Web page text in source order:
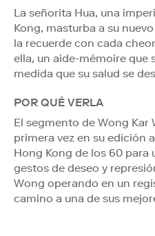
La señorita Hua, una
Kong, masturba a su
la recuerde con cada
ella, un aide-mémoire que
medida que su salud se
POR QUÉ VERLA
El segmento de Wong Kar
primera vez en su edición
Hong Kong de los 60 para
gestos de deseo y
Wong operando en un
camino a una de sus